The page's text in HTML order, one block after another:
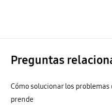
Preguntas
Cómo solucionar los
prende